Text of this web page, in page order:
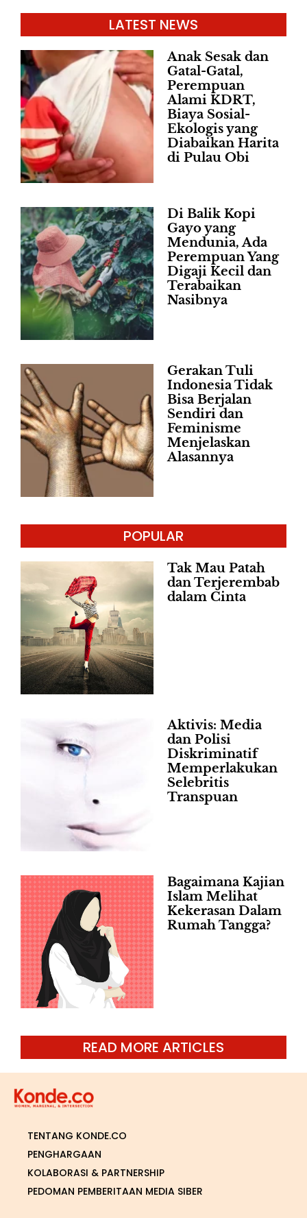
LATEST NEWS
Anak Sesak dan
Gatal-Gatal,
Perempuan
Alami KDRT,
Biaya Sosial-
Ekologis yang
Diabaikan Harita
di Pulau Obi
Di Balik Kopi
Gayo yang
Mendunia, Ada
Perempuan Yang
Digaji Kecil dan
Terabaikan
Nasibnya
Gerakan Tuli
Indonesia Tidak
Bisa Berjalan
Sendiri dan
Feminisme
Menjelaskan
Alasannya
POPULAR
Tak Mau Patah
dan Terjerembab
dalam Cinta
Aktivis: Media
dan Polisi
Diskriminatif
Memperlakukan
Selebritis
Transpuan
Bagaimana Kajian
Islam Melihat
Kekerasan Dalam
Rumah Tangga?
READ MORE ARTICLES
TENTANG KONDE.CO
PENGHARGAAN
KOLABORASI & PARTNERSHIP
PEDOMAN PEMBERITAAN MEDIA SIBER